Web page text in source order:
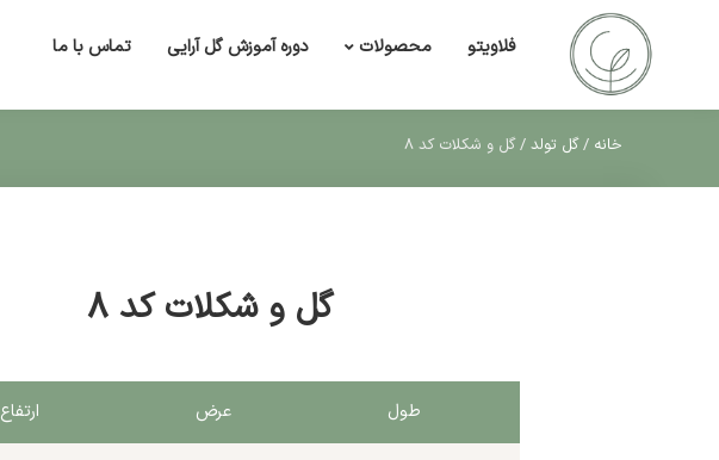
فلاویتو محصولات دوره آموزش گل آرایی تماس با ما
خانه / گل تولد /گل و شکلات کد 8
گل و شکلات کد 8
طول عرض ارتفاع